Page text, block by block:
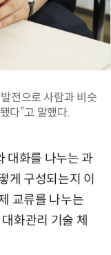
전으로 사람과 비슷
다”고 말했다.
대화를 나누는 과
게 구성되는지 이
교류를 나누는
화관리 기술 체